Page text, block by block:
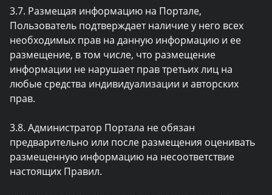
3.7. Размещая информацию на Портале,
Пользователь подтверждает наличие у него всех
необходимых прав на данную информацию и ее
размещение, в том числе, что размещение
информации не нарушает прав третьих лиц на
любые средства индивидуализации и авторских
прав.
3.8. Администратор Портала не обязан
предварительно или после размещения оценивать
размещенную информацию на несоответствие
настоящих Правил.